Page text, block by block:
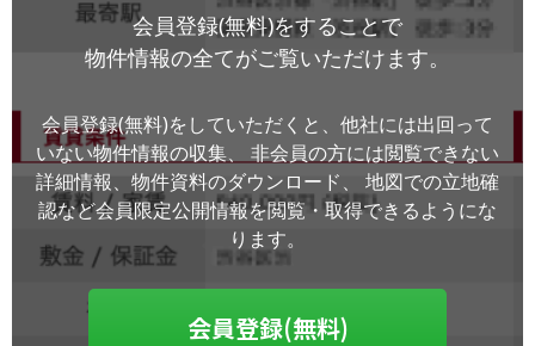
会員登録(無料)をすることで
物件情報の全てがご覧いただけます。
会員登録(無料)をしていただくと、他社には出回って
いない物件情報の収集、
非会員の方には閲覧できない
詳細情報、物件資料のダウンロード、
地図での立地確
認など会員限定公開情報を閲覧・取得できるようにな
ります。
会員登録(無料)